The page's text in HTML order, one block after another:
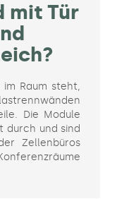
mit Tür
Raum steht,
Die Module
durch und sind
Zellenbüros